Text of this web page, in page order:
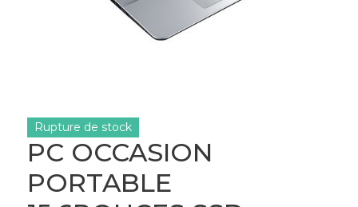
PC OCCASION
PORTABLE
Rupture de stock